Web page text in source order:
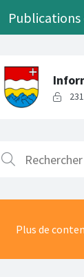
Plus de